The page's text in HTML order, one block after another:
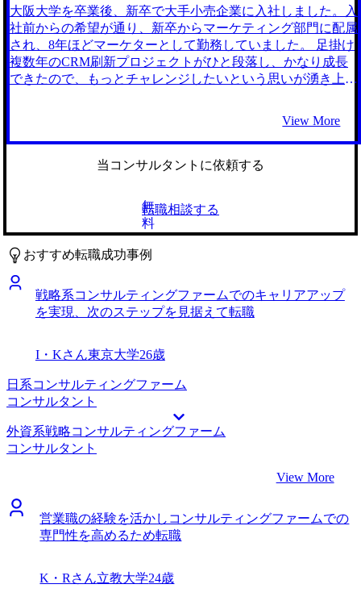
サルタントとして必要なベーシックなハードスキルに関して
まだまだ未熟なので、基礎の習得から頑張りたいです。
ファームの知見が素晴らしかったです。具体的な仕事の進め
方や各職階の役割も教えていただき、コンサルタントとして
のキャリアイメージ形成に役立ちました。信頼してサポート
をお任せできたので、私も自分がやるべきことに集中して転
職活動を終えられました。 自分の経験にあまり自信がなか
た。 もともと表情があまり豊富なタイプではないので、
「不愛想」といったフィードバックをいただき面接落ちする
ことが何度かありました。そういったことを受け、MyVision
年収650万円になりました。 クライアントワークは初めてと
なりますが、面接を通じて対人面での印象は大幅に改善でき
たと感じています。苦手に向き合って少しずつ改善する経験
も積めたので、壁にぶつかりながらもお客様に信頼していた
だけるコンサルタントを目指して頑張りたいと思います。
大阪大学を卒業後、新卒で大手小売企業に入社しました。入
社前からの希望が通り、新卒からマーケティング部門に配属
され、8年ほどマーケターとして勤務していました。 足掛け
複数年のCRM刷新プロジェクトがひと段落し、かなり成長
できたので、もっとチャレンジしたいという思いが湧き上が
登録しました。 前職で経験したCRMの仕事自体は好きだっ
たので、転職先でも連続的にCRM導入や刷新など難易度の
高いプロジェクトに関わることができそうな仕事をしたいと
策に従事するより、コンサルティングファームで複数のクラ
イアントとプロジェクトを進めながら、専門性を磨きたいと
考え、コンサルティングファームへの転職を決めました。 5
社です。 私の担当をしていただいた大久保さん自身が、過
去にアクセンチュアでCRMにかなり深く関わっていたの
で、非常に私のロールモデルに近いと感じたからです。
CRMに精通していることはもちろん、より深く私のニーズ
を理解してサポートしていたいただけると感じました。
ムごとにできるプロジェクトの違いやキャリアパスなどを丁
域について詳しい方にサポートいただきたいと思っていたの
で、大久保さんにぜひサポートいただこうと決めました。
ファームが扱うCRM案件の進め方や、スタックするポイン
トについて大久保さんご自身が経験した実例を交えて教えて
いただき、ファームでの業務イメージを明確に持つことがで
細な業務内容を教えていただいたことは、自分の経験をどう
生かせるかという面接対策に非常に効果的でした。 小売業
界のクライアントに携わりたいと当初思っていましたが、銀
行やメーカーなど他業界のCRMも素直に面白そうだと思い
いう転職活動の軸を形成していくことができました。かなり
具体的なキャリアプランを作成することができたことは良か
View More
当コンサルタントに依頼する
無
料
転職相談する
おすすめ転職成功事例
戦略系コンサルティングファームでのキャリアアップ
を実現、次のステップを見据えて転職
I・Kさん東京大学26歳
日系コンサルティングファーム
コンサルタント
外資系戦略コンサルティングファーム
コンサルタント
View More
営業職の経験を活かしコンサルティングファームでの
専門性を高めるため転職
K・Rさん立教大学24歳